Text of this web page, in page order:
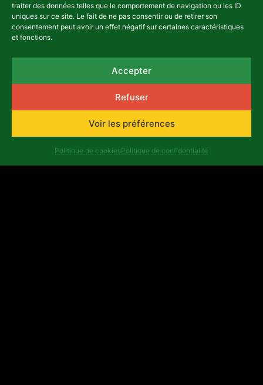
traiter des données telles que le comportement de navigation ou les ID
uniques sur ce site. Le fait de ne pas consentir ou de retirer son
consentement peut avoir un effet négatif sur certaines caractéristiques
et fonctions.
Accepter
Refuser
Voir les préférences
Politique de cookiesPolitique de confidentialité
NEWSLETTER
asbl Africalia vzw